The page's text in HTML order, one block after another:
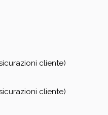
cliente)
cliente)